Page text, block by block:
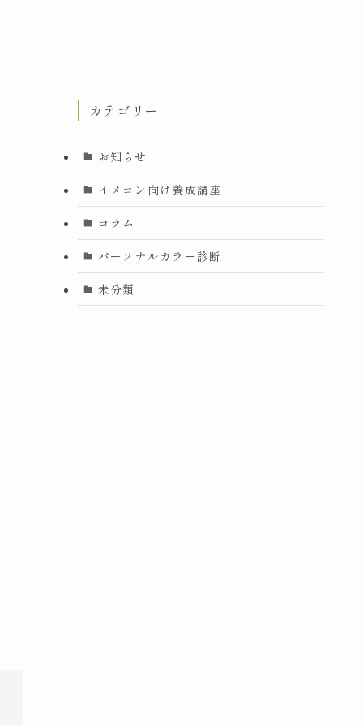
カテゴリー
お知らせ
イメコン向け養成講座
コラム
パーソナルカラー診断
未分類